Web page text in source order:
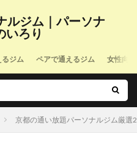
ルジム｜パーソナ
いろり
るジム ペアで通えるジム 女性向
京都の通い放題パーソナルジム厳選